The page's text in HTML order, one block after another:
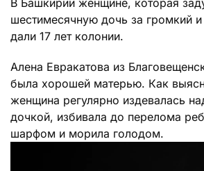
шестимесячную дочь за громкий и
дали 17 лет колонии.
Алена Евракатова из
была хорошей матерью. Как
женщина регулярно издевалась
дочкой, избивала до перелома
шарфом и морила голодом.